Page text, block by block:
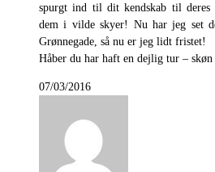
spurgt ind til dit kendskab til deres
dem i vilde skyer! Nu har jeg set
Grønnegade, så nu er jeg lidt fristet!
Håber du har haft en dejlig tur –
07/03/2016